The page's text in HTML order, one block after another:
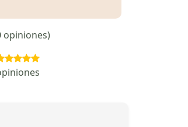
opiniones)